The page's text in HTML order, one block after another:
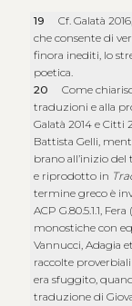
19
Cf. Galatà
che consente di
finora inediti, lo
poetica.
20
Come
traduzioni e alla
Galatà 2014 e Citti
Battista Gelli,
brano all’inizio del
e riprodotto in
termine greco è
ACP G.80.5.1.1,
monostiche con
Vannucci, Adagia
raccolte
era sfuggito,
traduzione di